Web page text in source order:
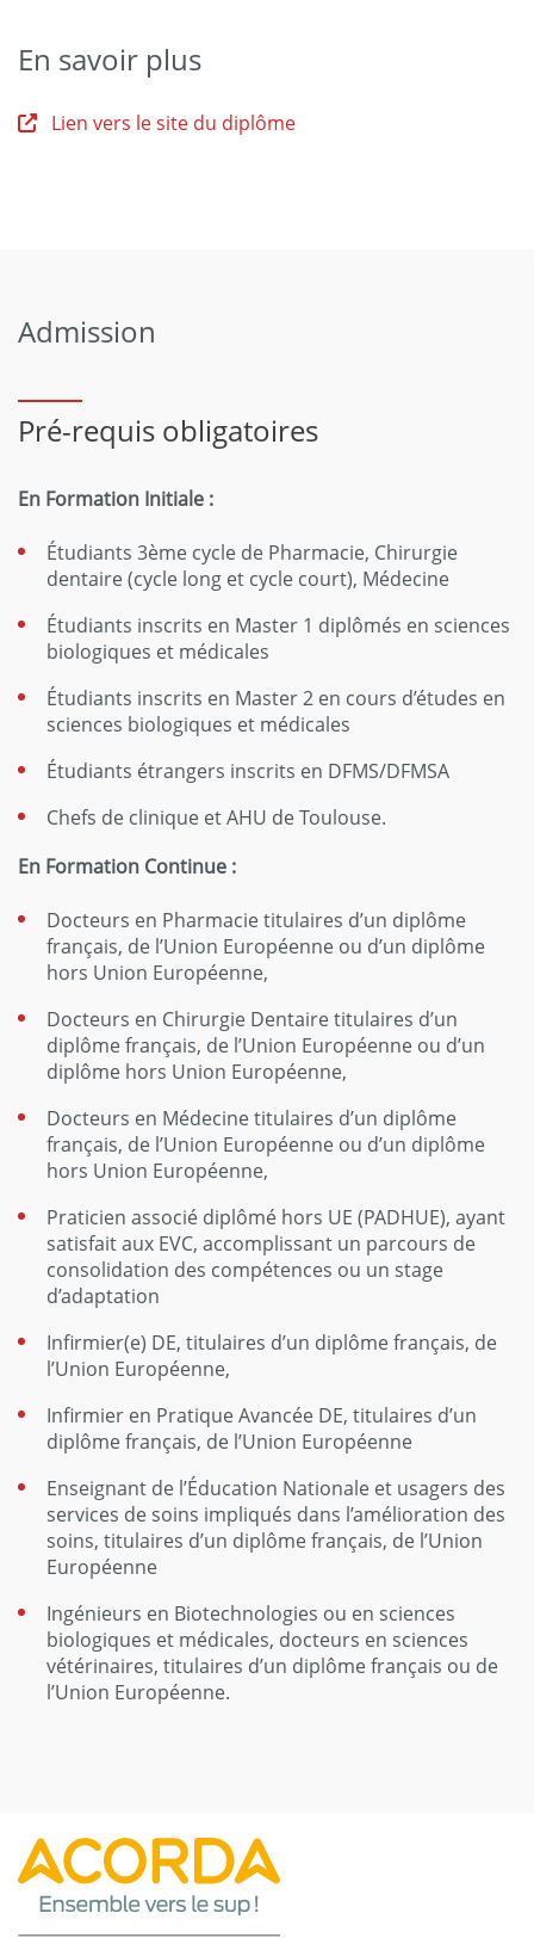
En savoir plus
Lien vers le site du diplôme
Admission
Pré-requis obligatoires
En Formation Initiale :
Étudiants 3ème cycle de Pharmacie, Chirurgie
dentaire (cycle long et cycle court), Médecine
Étudiants inscrits en Master 1 diplômés en sciences
biologiques et médicales
Étudiants inscrits en Master 2 en cours d’études en
sciences biologiques et médicales
Étudiants étrangers inscrits en DFMS/DFMSA
Chefs de clinique et AHU de Toulouse.
En Formation Continue :
Docteurs en Pharmacie titulaires d’un diplôme
français, de l’Union Européenne ou d’un diplôme
hors Union Européenne,
Docteurs en Chirurgie Dentaire titulaires d’un
diplôme français, de l’Union Européenne ou d’un
diplôme hors Union Européenne,
Docteurs en Médecine titulaires d’un diplôme
français, de l’Union Européenne ou d’un diplôme
hors Union Européenne,
Praticien associé diplômé hors UE (PADHUE), ayant
satisfait aux EVC, accomplissant un parcours de
consolidation des compétences ou un stage
d’adaptation
Infirmier(e) DE, titulaires d’un diplôme français, de
l’Union Européenne,
Infirmier en Pratique Avancée DE, titulaires d’un
diplôme français, de l’Union Européenne
Enseignant de l’Éducation Nationale et usagers des
services de soins impliqués dans l’amélioration des
soins, titulaires d’un diplôme français, de l’Union
Européenne
Ingénieurs en Biotechnologies ou en sciences
biologiques et médicales, docteurs en sciences
vétérinaires, titulaires d’un diplôme français ou de
l’Union Européenne.